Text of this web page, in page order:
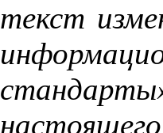
текст